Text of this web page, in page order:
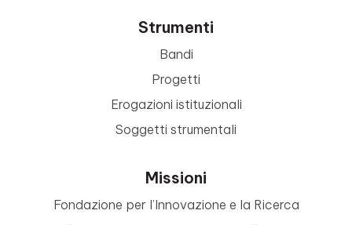
Strumenti
Bandi
Progetti
Erogazioni istituzionali
Soggetti strumentali
Missioni
Fondazione per l’Innovazione e la Ricerca